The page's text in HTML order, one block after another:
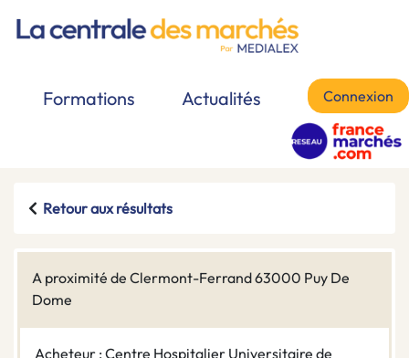
Formations Actualités Connexion
Retour aux résultats
A proximité de Clermont-Ferrand 63000 Puy De
Dome
Acheteur : Centre Hospitalier Universitaire de